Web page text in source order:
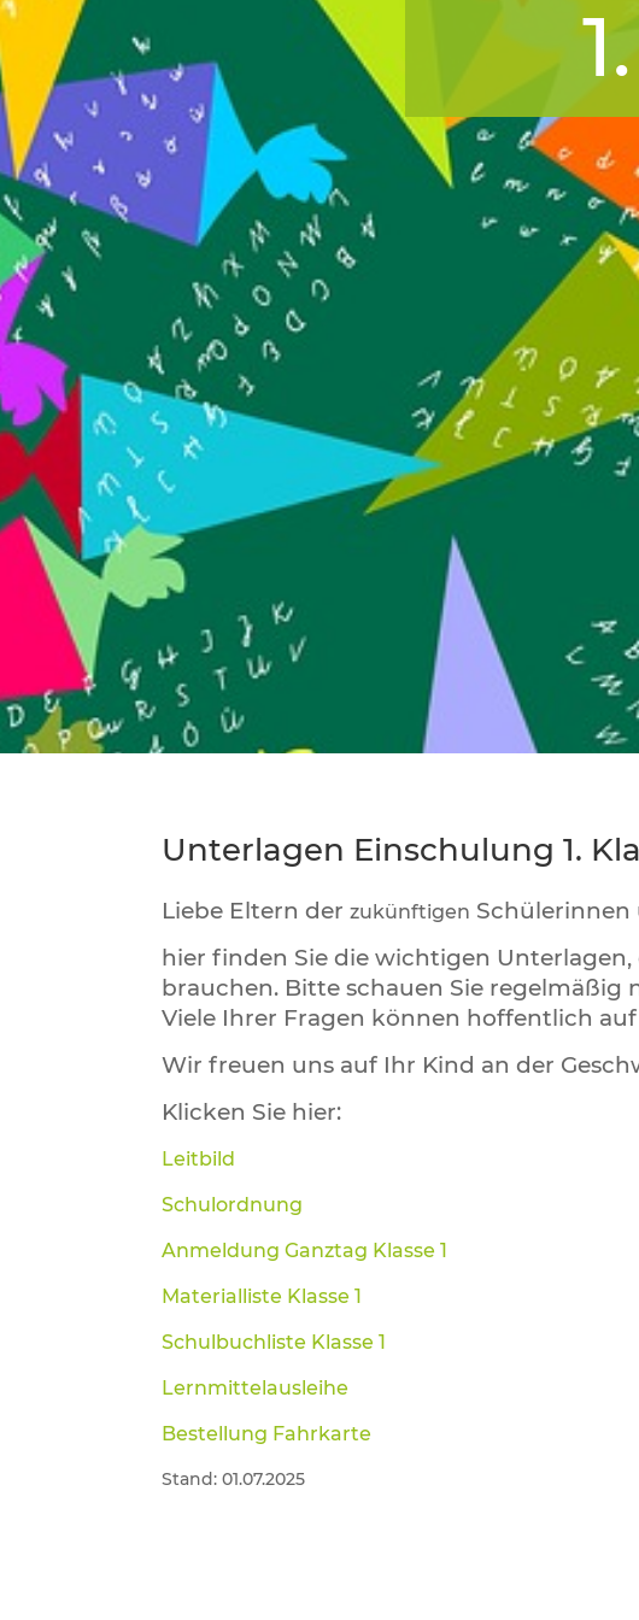
Unterlagen Einschulung 1.
Liebe Eltern derzukünftigen Schülerinnen
hier finden Sie die wichtigen
brauchen. Bitte schauen Sie regelmäßig
Viele Ihrer Fragen können hoffentlich
Wir freuen uns auf Ihr Kind an der
Klicken Sie hier:
Leitbild
Schulordnung
Anmeldung Ganztag Klasse 1
Materialliste Klasse 1
Schulbuchliste Klasse 1
Lernmittelausleihe
Bestellung Fahrkarte
Stand: 01.07.2025